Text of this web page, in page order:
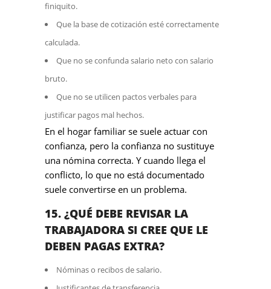
finiquito.
Que la base de cotización esté correctamente
calculada.
Que no se confunda salario neto con salario
bruto.
Que no se utilicen pactos verbales para
justificar pagos mal hechos.
En el hogar familiar se suele actuar con
confianza, pero la confianza no sustituye
una nómina correcta. Y cuando llega el
conflicto, lo que no está documentado
suele convertirse en un problema.
15. ¿QUÉ DEBE REVISAR LA
TRABAJADORA SI CREE QUE LE
DEBEN PAGAS EXTRA?
Nóminas o recibos de salario.